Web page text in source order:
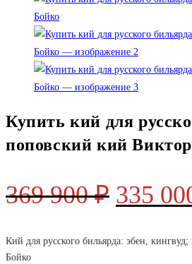
поповский
Виктора
Купить кий для
поповский кий
369 900₽ 335
Кий для русского бильярда: эбен,
Бойко